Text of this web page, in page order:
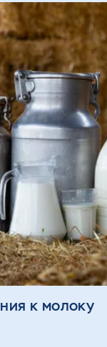
к молоку